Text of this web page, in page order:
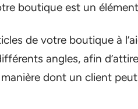
boutique est un
de votre boutique à
angles, afin
manière dont un client